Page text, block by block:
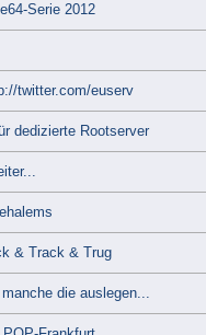
Serie 2012
twitter.com/euserv
dedizierte Rootserver
& Track & Trug
die auslegen...